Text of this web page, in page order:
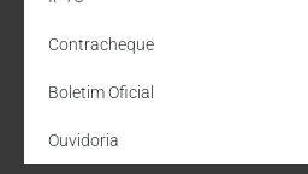
Contracheque
Boletim Oficial
Ouvidoria